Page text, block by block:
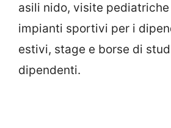
asili nido, visite
impianti sportivi per i
estivi, stage e borse di
dipendenti.